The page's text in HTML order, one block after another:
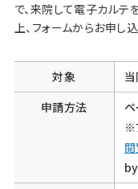
で、来院して電子カルテ
上、フォームからお申し
対象
申請方法
※
閲